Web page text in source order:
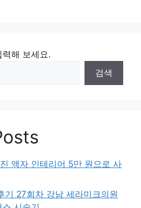
해 보세요.
검색
액자 인테리어 5만 원으로 사
기 27회차 강남 세라미크의원